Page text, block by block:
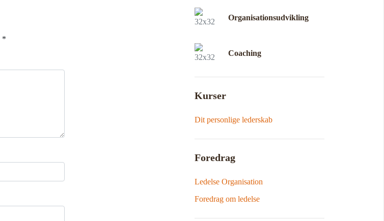
*
Organisationsudvikling
Coaching
Kurser
Dit personlige lederskab
Foredrag
Ledelse Organisation
Foredrag om ledelse